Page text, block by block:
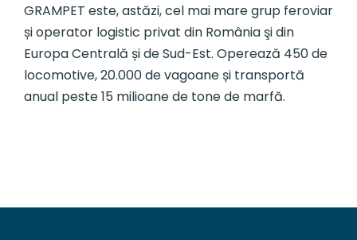
GRAMPET este, astăzi, cel mai mare grup feroviar
și operator logistic privat din România şi din
Europa Centrală și de Sud-Est. Operează 450 de
locomotive, 20.000 de vagoane și transportă
anual peste 15 milioane de tone de marfă.